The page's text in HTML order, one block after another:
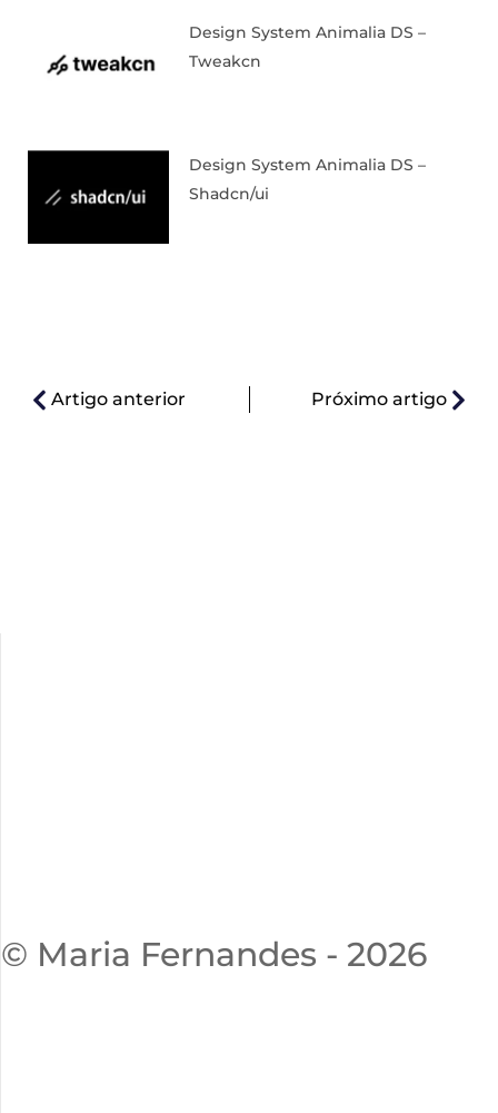
Design System Animalia DS –
Tweakcn
Design System Animalia DS –
Shadcn/ui
Artigo anterior Próximo artigo
© Maria Fernandes - 2026